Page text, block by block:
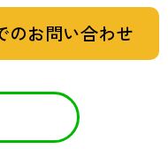
のお問い合わせ